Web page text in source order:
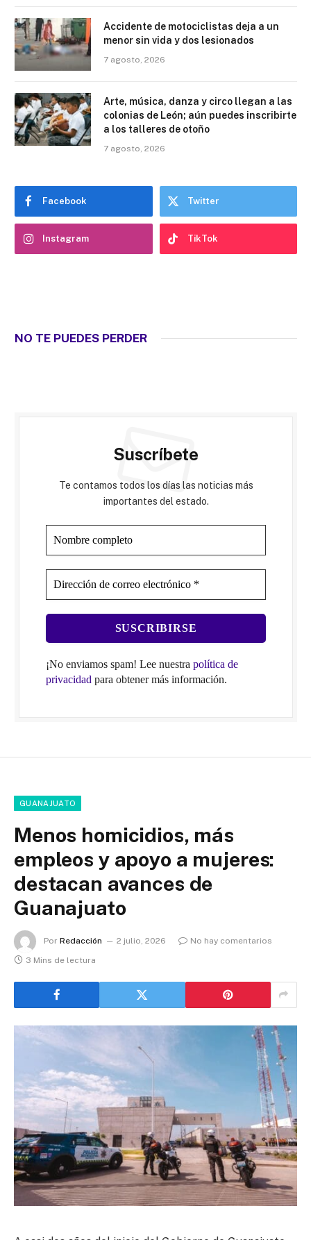
Accidente de motociclistas deja a un
menor sin vida y dos lesionados
7 agosto, 2026
Arte, música, danza y circo llegan a las
colonias de León; aún puedes inscribirte
a los talleres de otoño
7 agosto, 2026
Facebook Twitter
Instagram TikTok
NO TE PUEDES PERDER
Suscríbete
Te contamos todos los días las noticias más
importantes del estado.
¡No enviamos spam! Lee nuestra política de
privacidad para obtener más información.
GUANAJUATO
Menos homicidios, más
empleos y apoyo a mujeres:
destacan avances de
Guanajuato
Por Redacción 2 julio, 2026
No hay comentarios
3 Mins de lectura